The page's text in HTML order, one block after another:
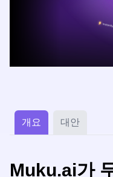
개요 대안
Muku.ai가